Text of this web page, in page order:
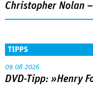
Christopher Nolan
TIPPS
09.08.2026
DVD-Tipp: »Henry